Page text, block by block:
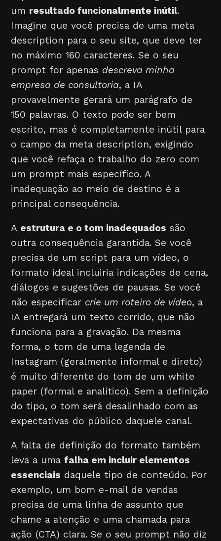
um resultado funcionalmente inútil.
Imagine que você precisa de uma meta
description para o seu site, que deve ter
no máximo 160 caracteres. Se o seu
prompt for apenas descreva minha
empresa de consultoria, a IA
provavelmente gerará um parágrafo de
150 palavras. O texto pode ser bem
escrito, mas é completamente inútil para
o campo da meta description, exigindo
que você refaça o trabalho do zero com
um prompt mais específico. A
inadequação ao meio de destino é a
principal consequência.
A estrutura e o tom inadequados são
outra consequência garantida. Se você
precisa de um script para um vídeo, o
formato ideal incluiria indicações de cena,
diálogos e sugestões de pausas. Se você
não especificar crie um roteiro de vídeo, a
IA entregará um texto corrido, que não
funciona para a gravação. Da mesma
forma, o tom de uma legenda de
Instagram (geralmente informal e direto)
é muito diferente do tom de um white
paper (formal e analítico). Sem a definição
do tipo, o tom será desalinhado com as
expectativas do público daquele canal.
A falta de definição do formato também
leva a umafalha em incluir elementos
essenciais daquele tipo de conteúdo. Por
exemplo, um bom e-mail de vendas
precisa de uma linha de assunto que
chame a atenção e uma chamada para
ação (CTA) clara. Se o seu prompt não diz